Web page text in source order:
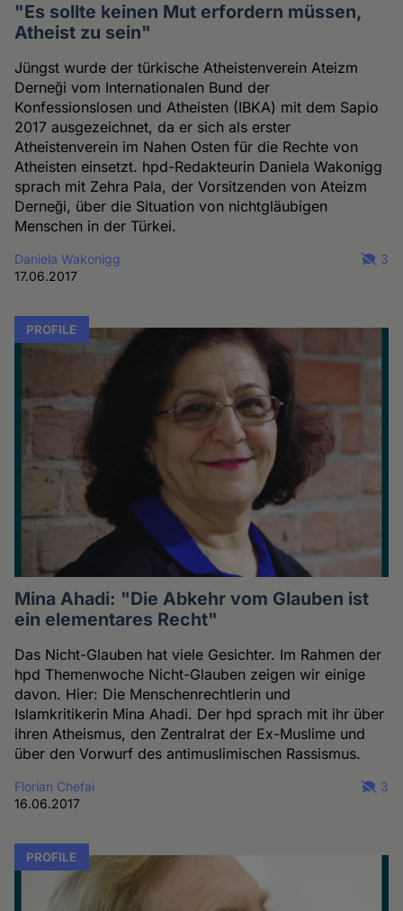
"Es sollte keinen Mut erfordern müssen,
Atheist zu sein"
Jüngst wurde der türkische Atheistenverein Ateizm
Derneği vom Internationalen Bund der
Konfessionslosen und Atheisten (IBKA) mit dem Sapio
2017 ausgezeichnet, da er sich als erster
Atheistenverein im Nahen Osten für die Rechte von
Atheisten einsetzt. hpd-Redakteurin Daniela Wakonigg
sprach mit Zehra Pala, der Vorsitzenden von Ateizm
Derneği, über die Situation von nichtgläubigen
Menschen in der Türkei.
Daniela Wakonigg
17.06.2017
3
PROFILE
Mina Ahadi: "Die Abkehr vom Glauben ist
ein elementares Recht"
Das Nicht-Glauben hat viele Gesichter. Im Rahmen der
hpd Themenwoche Nicht-Glauben zeigen wir einige
davon. Hier: Die Menschenrechtlerin und
Islamkritikerin Mina Ahadi. Der hpd sprach mit ihr über
ihren Atheismus, den Zentralrat der Ex-Muslime und
über den Vorwurf des antimuslimischen Rassismus.
Florian Chefai
16.06.2017
3
PROFILE